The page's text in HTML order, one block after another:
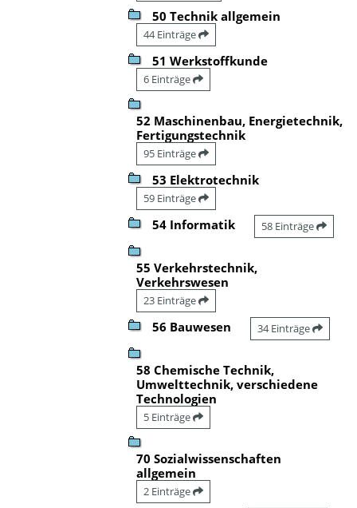
50 Technik allgemein
44 Einträge
51 Werkstoffkunde
6 Einträge
52 Maschinenbau, Energietechnik,
Fertigungstechnik
95 Einträge
53 Elektrotechnik
59 Einträge
54 Informatik 58 Einträge
55 Verkehrstechnik,
Verkehrswesen
23 Einträge
56 Bauwesen 34 Einträge
58 Chemische Technik,
Umwelttechnik, verschiedene
Technologien
5 Einträge
70 Sozialwissenschaften
allgemein
2 Einträge